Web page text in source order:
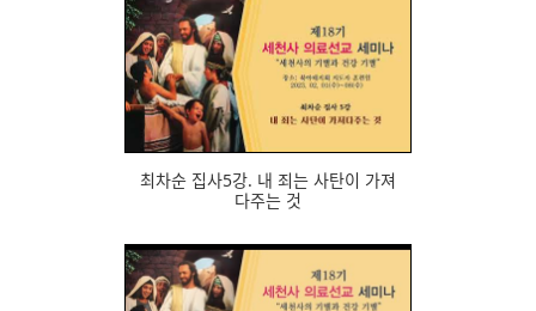
720
최차순 집사5강. 내 죄는 사탄이 가져
다주는 것